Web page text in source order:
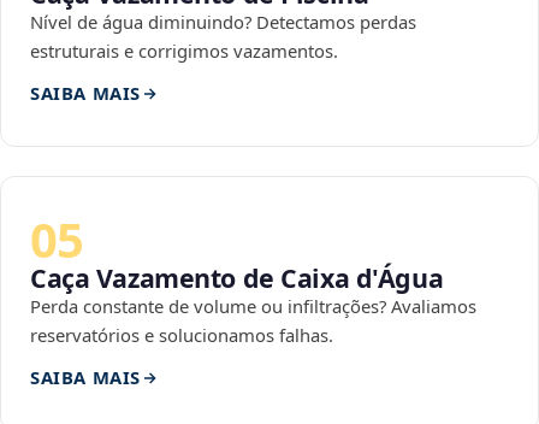
Nível de água diminuindo? Detectamos perdas
estruturais e corrigimos vazamentos.
SAIBA MAIS
05
Caça Vazamento de Caixa d'Água
Perda constante de volume ou infiltrações? Avaliamos
reservatórios e solucionamos falhas.
SAIBA MAIS